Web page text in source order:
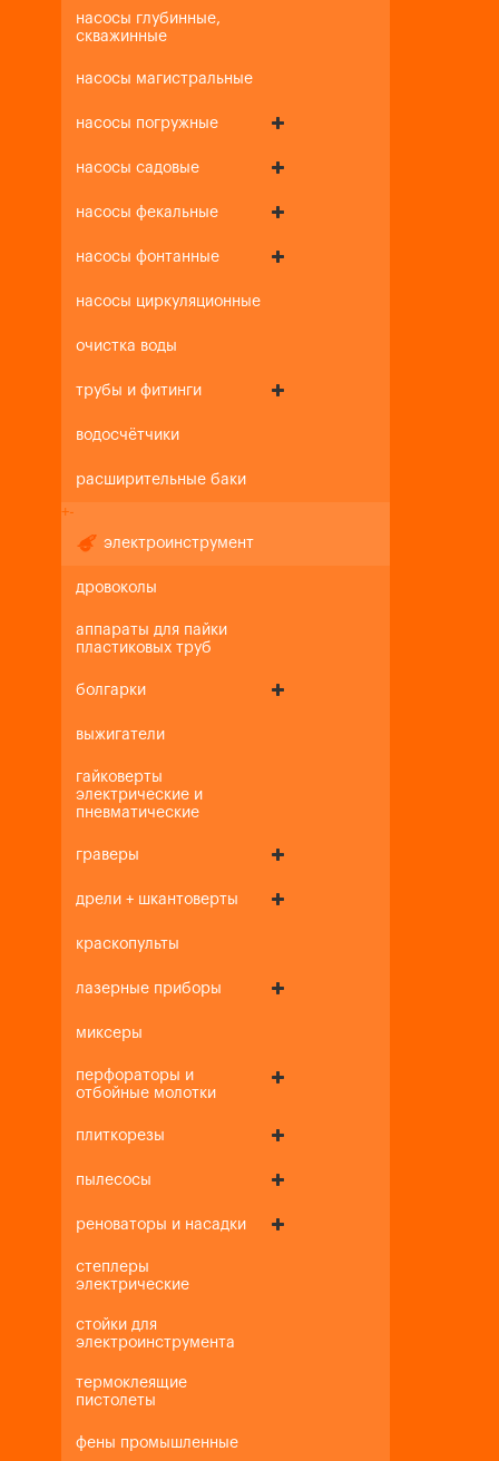
насосы глубинные,
скважинные
насосы магистральные
насосы погружные
насосы садовые
насосы фекальные
насосы фонтанные
насосы циркуляционные
очистка воды
трубы и фитинги
водосчётчики
расширительные баки
+-
электроинструмент
дровоколы
аппараты для пайки
пластиковых труб
болгарки
выжигатели
гайковерты
электрические и
пневматические
граверы
дрели + шкантоверты
краскопульты
лазерные приборы
миксеры
перфораторы и
отбойные молотки
плиткорезы
пылесосы
реноваторы и насадки
степлеры
электрические
стойки для
электроинструмента
термоклеящие
пистолеты
фены промышленные